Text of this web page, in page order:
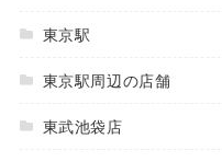
東京駅
東京駅周辺の店舗
東武池袋店